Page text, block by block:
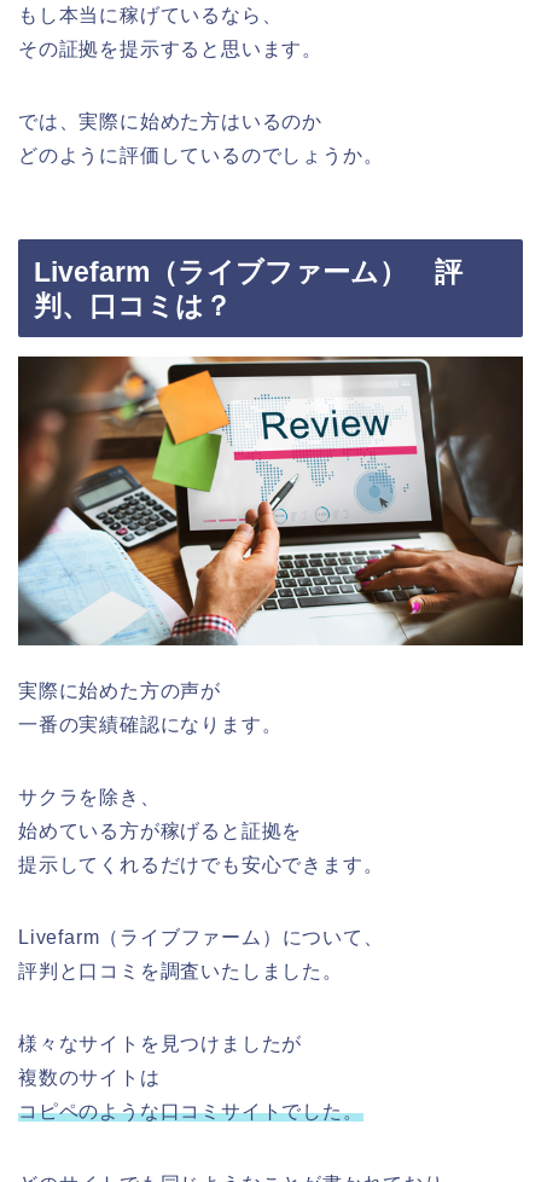
もし本当に稼げているなら、
その証拠を提示すると思います。
では、実際に始めた方はいるのか
どのように評価しているのでしょうか。
Livefarm（ライブファーム） 評
判、口コミは？
実際に始めた方の声が
一番の実績確認になります。
サクラを除き、
始めている方が稼げると証拠を
提示してくれるだけでも安心できます。
Livefarm（ライブファーム）について、
評判と口コミを調査いたしました。
様々なサイトを見つけましたが
複数のサイトは
コピペのような口コミサイトでした。